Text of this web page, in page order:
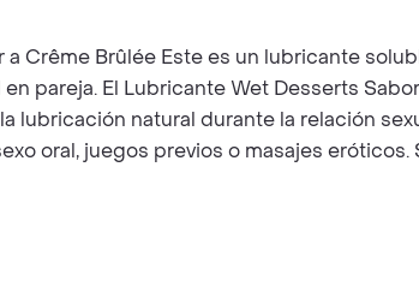
Crême Brûlée Este es un lubricante
pareja. El Lubricante Wet Desserts
natural durante la relación
oral, juegos previos o masajes